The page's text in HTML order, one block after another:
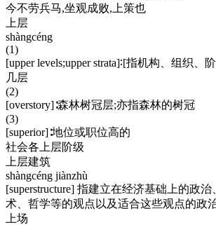
今不劳兵马,坐观成败,上策也
上层
shàngcéng
(1)
[upper levels;upper strata]∶[指机构、组织、
几层
(2)
[overstory]∶森林树冠层;亦指森林的树冠
(3)
[superior]∶地位或职位高的
社会各上层阶级
上层建筑
shàngcéng jiànzhù
[superstructure] 指建立在经济基础上的政
术、哲学等的观点以及适合这些观点的政
上场